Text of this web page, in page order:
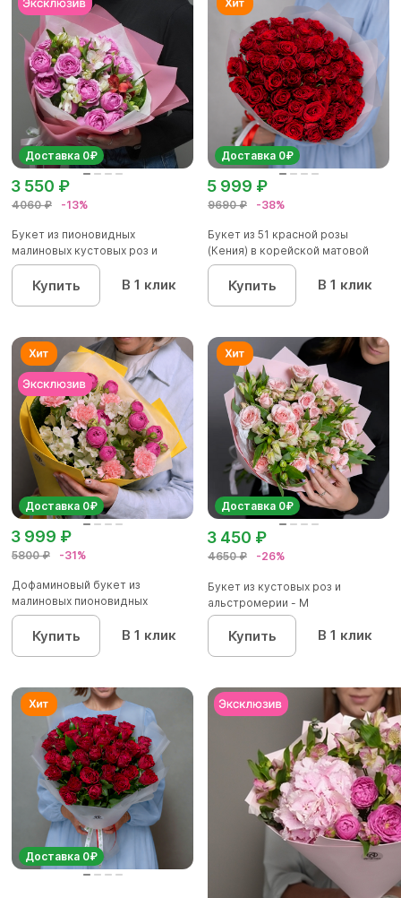
Доставка 0₽
4060 ₽ -13%
3 550 ₽
Букет из пионовидных
малиновых кустовых роз и
альстроме...
Купить В 1 клик
Доставка 0₽
9690 ₽ -38%
5 999 ₽
Букет из 51 красной розы
(Кения) в корейской матовой
уп...
Купить В 1 клик
Доставка 0₽
5800 ₽ -31%
3 999 ₽
Дофаминовый букет из
малиновых пионовидных
кустовых роз...
Купить В 1 клик
Доставка 0₽
4650 ₽ -26%
3 450 ₽
Букет из кустовых роз и
альстромерии - М
Купить В 1 клик
Доставка 0₽